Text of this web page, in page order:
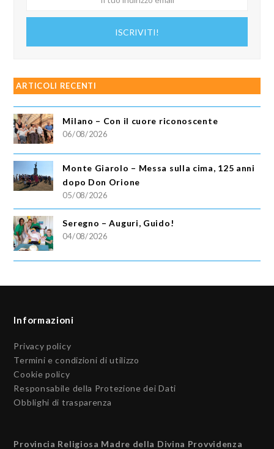
ISCRIVITI!
ARTICOLI RECENTI
Milano – Con il cuore riconoscente
06/08/2026
Monte Giarolo – Messa sulla cima, 125 anni
dopo Don Orione
05/08/2026
Seregno – Auguri, Guido!
04/08/2026
Informazioni
Privacy policy
Termini e condizioni di utilizzo
Cookie policy
Responsabile della Protezione dei Dati
Obblighi di trasparenza
Provincia Religiosa Madre della Divina Provvidenza